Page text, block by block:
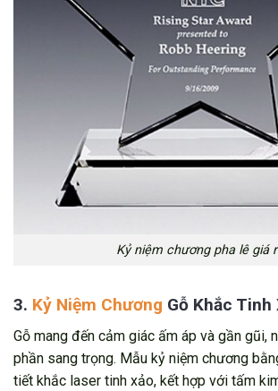
Kỷ niệm chương pha lê giá
3. Kỷ Niệm Chương Gỗ Khắc Tinh
Gỗ mang đến cảm giác ấm áp và gần gũi,
phần sang trọng. Mẫu kỷ niệm chương
tiết khắc laser tinh xảo, kết hợp với tấm